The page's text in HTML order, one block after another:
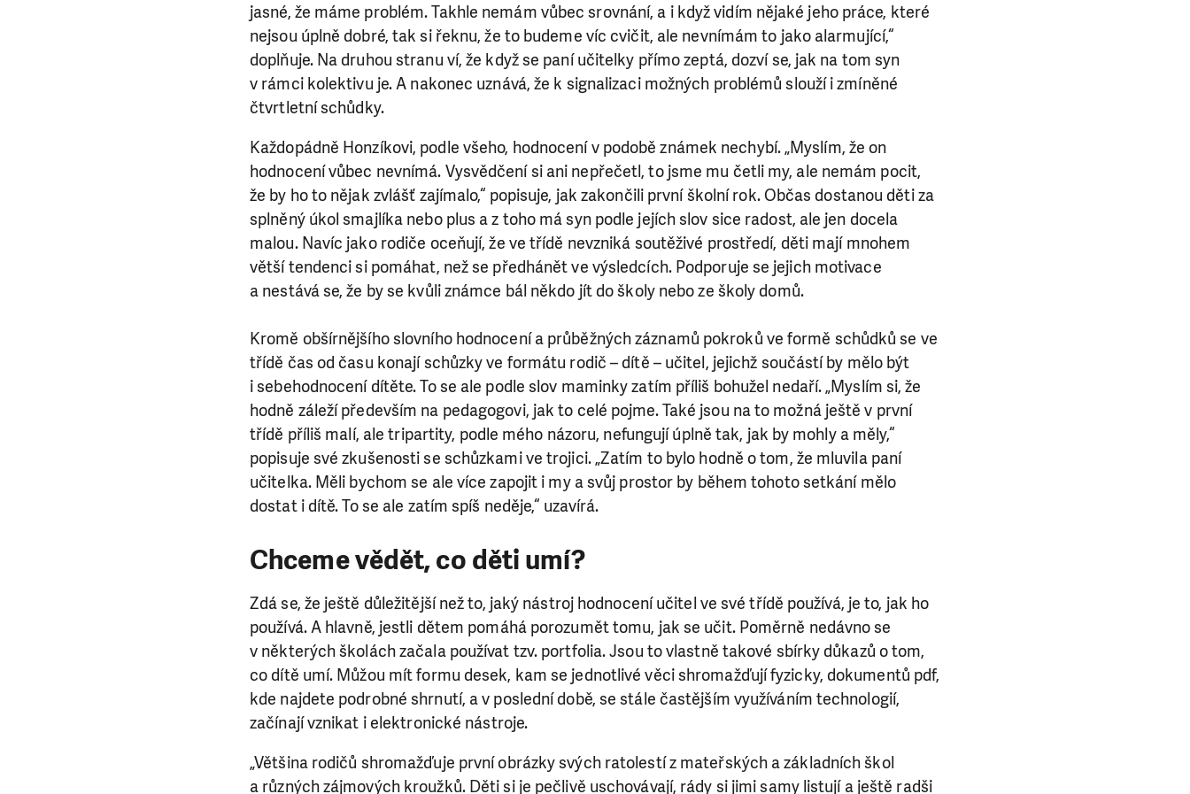
jasné, že máme problém. Takhle nemám vůbec srovnání, a i když vidím nějaké jeho práce, které
nejsou úplně dobré, tak si řeknu, že to budeme víc cvičit, ale nevnímám to jako alarmující,“
doplňuje. Na druhou stranu ví, že když se paní učitelky přímo zeptá, dozví se, jak na tom syn
v rámci kolektivu je. A nakonec uznává, že k signalizaci možných problémů slouží i zmíněné
čtvrtletní schůdky.
Každopádně Honzíkovi, podle všeho, hodnocení v podobě známek nechybí. „Myslím, že on
hodnocení vůbec nevnímá. Vysvědčení si ani nepřečetl, to jsme mu četli my, ale nemám pocit,
že by ho to nějak zvlášť zajímalo,“ popisuje, jak zakončili první školní rok. Občas dostanou děti za
splněný úkol smajlíka nebo plus a z toho má syn podle jejích slov sice radost, ale jen docela
malou. Navíc jako rodiče oceňují, že ve třídě nevzniká soutěživé prostředí, děti mají mnohem
větší tendenci si pomáhat, než se předhánět ve výsledcích. Podporuje se jejich motivace
a nestává se, že by se kvůli známce bál někdo jít do školy nebo ze školy domů.
Kromě obšírnějšího slovního hodnocení a průběžných záznamů pokroků ve formě schůdků se ve
třídě čas od času konají schůzky ve formátu rodič – dítě – učitel, jejichž součástí by mělo být
i sebehodnocení dítěte. To se ale podle slov maminky zatím příliš bohužel nedaří. „Myslím si, že
hodně záleží především na pedagogovi, jak to celé pojme. Také jsou na to možná ještě v první
třídě příliš malí, ale tripartity, podle mého názoru, nefungují úplně tak, jak by mohly a měly,“
popisuje své zkušenosti se schůzkami ve trojici. „Zatím to bylo hodně o tom, že mluvila paní
učitelka. Měli bychom se ale více zapojit i my a svůj prostor by během tohoto setkání mělo
dostat i dítě. To se ale zatím spíš neděje,“ uzavírá.
Chceme vědět, co děti umí?
Zdá se, že ještě důležitější než to, jaký nástroj hodnocení učitel ve své třídě používá, je to, jak ho
používá. A hlavně, jestli dětem pomáhá porozumět tomu, jak se učit. Poměrně nedávno se
v některých školách začala používat tzv. portfolia. Jsou to vlastně takové sbírky důkazů o tom,
co dítě umí. Můžou mít formu desek, kam se jednotlivé věci shromažďují fyzicky, dokumentů pdf,
kde najdete podrobné shrnutí, a v poslední době, se stále častějším využíváním technologií,
začínají vznikat i elektronické nástroje.
„Většina rodičů shromažďuje první obrázky svých ratolestí z mateřských a základních škol
a různých zájmových kroužků. Děti si je pečlivě uschovávají, rády si jimi samy listují a ještě radši